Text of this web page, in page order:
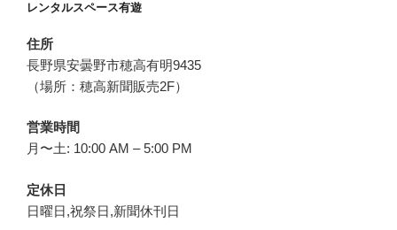
ン
レンタルスペース有遊
住所
長野県安曇野市穂高有明9435
（場所：穂高新聞販売2F）
営業時間
月〜土: 10:00 AM – 5:00 PM
定休日
日曜日,祝祭日,新聞休刊日